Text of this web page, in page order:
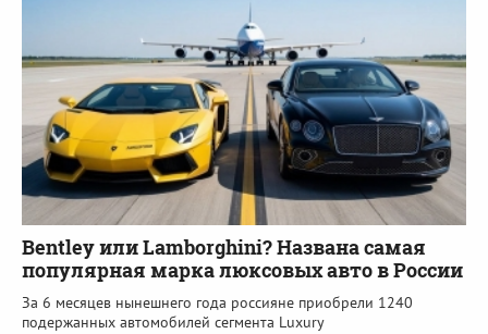
Bentley или Lamborghini? Названа самая
популярная марка люксовых авто в России
За 6 месяцев нынешнего года россияне приобрели 1240
подержанных автомобилей сегмента Luxury